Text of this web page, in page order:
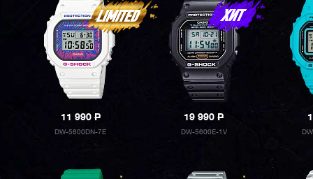
11 990P
DW-5600DN-7E
19 990P
DW-5600E-1V